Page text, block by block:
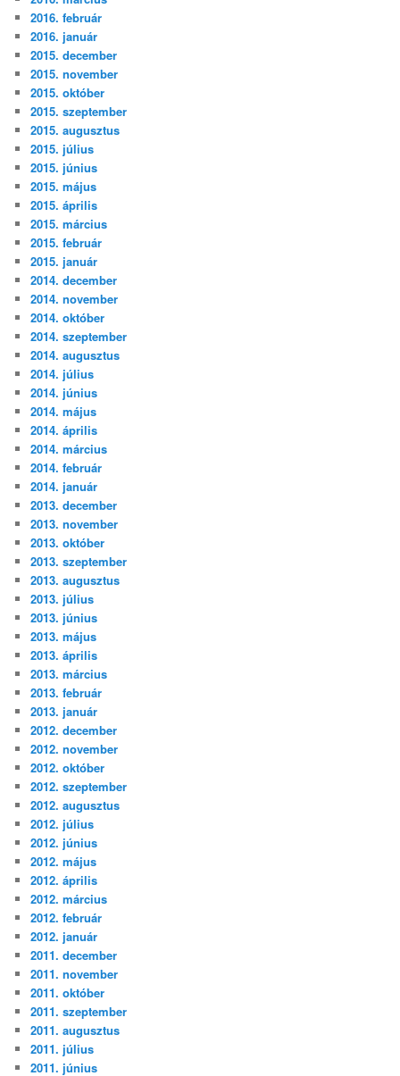
2016. február
2016. január
2015. december
2015. november
2015. október
2015. szeptember
2015. augusztus
2015. július
2015. június
2015. május
2015. április
2015. március
2015. február
2015. január
2014. december
2014. november
2014. október
2014. szeptember
2014. augusztus
2014. július
2014. június
2014. május
2014. április
2014. március
2014. február
2014. január
2013. december
2013. november
2013. október
2013. szeptember
2013. augusztus
2013. július
2013. június
2013. május
2013. április
2013. március
2013. február
2013. január
2012. december
2012. november
2012. október
2012. szeptember
2012. augusztus
2012. július
2012. június
2012. május
2012. április
2012. március
2012. február
2012. január
2011. december
2011. november
2011. október
2011. szeptember
2011. augusztus
2011. július
2011. június